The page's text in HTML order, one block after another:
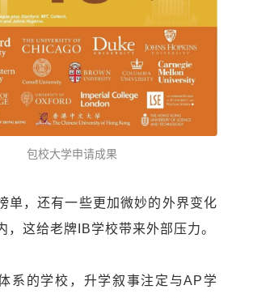
包校大学申请成果
单，还有一些更加微妙的外界变化
，这给老牌 IB学校带来外部压力。
系的学校，升学叙事注定与AP 学